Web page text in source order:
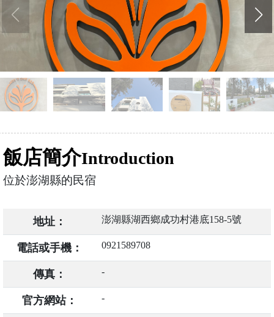
飯店簡介Introduction
位於澎湖縣的民宿
地址： 澎湖縣湖西鄉成功村港底158-5號
電話或手機： 0921589708
傳真： -
官方網站： -